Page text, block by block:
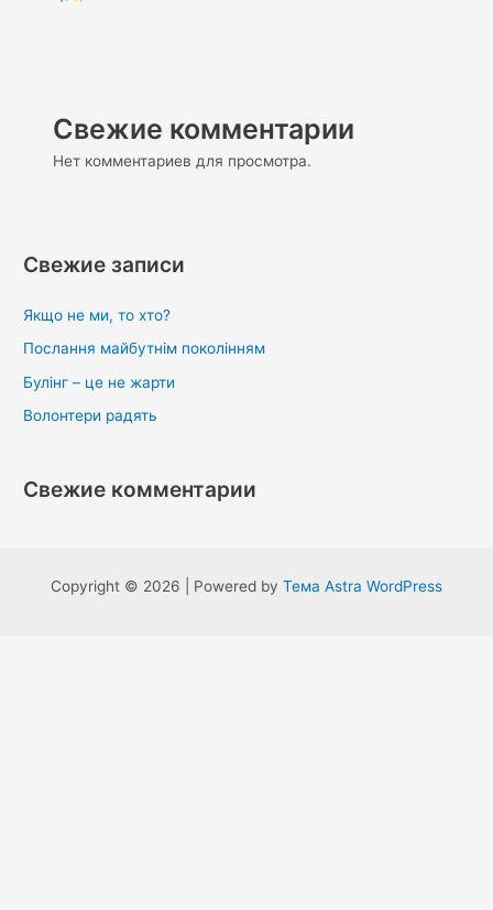
Свежие комментарии
Нет комментариев для просмотра.
Свежие записи
Якщо не ми, то хто?
Послання майбутнім поколінням
Булінг – це не жарти
Волонтери радять
Свежие комментарии
Copyright © 2026 | Powered by Тема Astra WordPress